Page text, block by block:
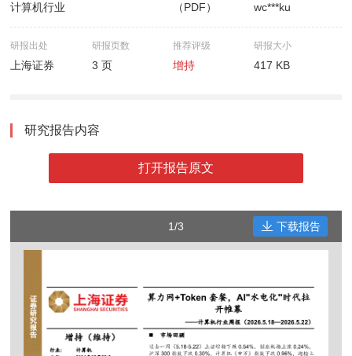
计算机行业 （PDF） wc***ku
研报出处
上海证券
研报页数
3 页
推荐评级
增持
研报大小
417 KB
研究报告内容
打开报告原文
1/3 下载报告